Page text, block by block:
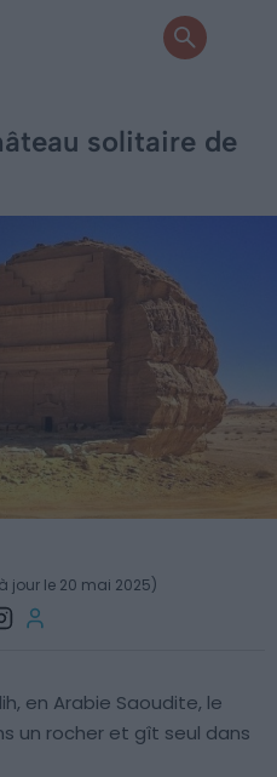
solitaire de
jour le 20 mai 2025)
en Arabie Saoudite, le
un rocher et gît seul dans